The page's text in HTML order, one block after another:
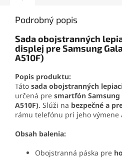
Podrobný popis
Sada obojstranných
displej pre Samsung
A510F)
Popis produktu:
Táto sada obojstranných
určená pre smartfón Samsung
A510F). Slúži na bezpečné a
rámu telefónu pri jeho výmene
Obsah balenia:
Obojstranná páska pre